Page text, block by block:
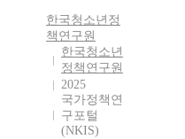
한국청소년정
책연구원
한국청소년
정책연구원
2025
국가정책연
구포털
(NKIS)